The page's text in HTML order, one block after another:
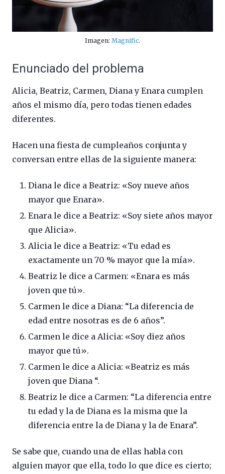
Imagen: Magnific.
Enunciado del problema
Alicia, Beatriz, Carmen, Diana y Enara cumplen
años el mismo día, pero todas tienen edades
diferentes.
Hacen una fiesta de cumpleaños conjunta y
conversan entre ellas de la siguiente manera:
Diana le dice a Beatriz: «Soy nueve años
mayor que Enara».
Enara le dice a Beatriz: «Soy siete años mayor
que Alicia».
Alicia le dice a Beatriz: «Tu edad es
exactamente un 70 % mayor que la mía».
Beatriz le dice a Carmen: «Enara es más
joven que tú».
Carmen le dice a Diana: “La diferencia de
edad entre nosotras es de 6 años”.
Carmen le dice a Alicia: «Soy diez años
mayor que tú».
Carmen le dice a Alicia: «Beatriz es más
joven que Diana “.
Beatriz le dice a Carmen: “La diferencia entre
tu edad y la de Diana es la misma que la
diferencia entre la de Diana y la de Enara”.
Se sabe que, cuando una de ellas habla con
alguien mayor que ella, todo lo que dice es cierto;